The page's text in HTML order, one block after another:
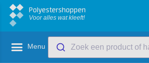
Polyestershoppen
Voor alles wat kleeft!
Menu Zoek een product of